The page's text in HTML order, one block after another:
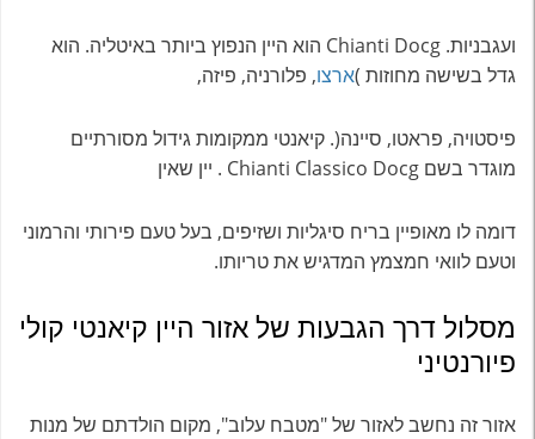
ועגבניות. Chianti Docg הוא היין הנפוץ ביותר באיטליה. הוא
גדל בשישה מחוזות )ארצו, פלורניה, פיזה,
פיסטויה, פראטו, סיינה(. קיאנטי ממקומות גידול מסורתיים
מוגדר בשם Chianti Classico Docg . יין שאין
דומה לו מאופיין בריח סיגליות ושזיפים, בעל טעם פירותי והרמוני
וטעם לוואי חמצמץ המדגיש את טריותו.
מסלול דרך הגבעות של אזור היין קיאנטי קולי
פיורנטיני
אזור זה נחשב לאזור של "מטבח עלוב", מקום הולדתם של מנות